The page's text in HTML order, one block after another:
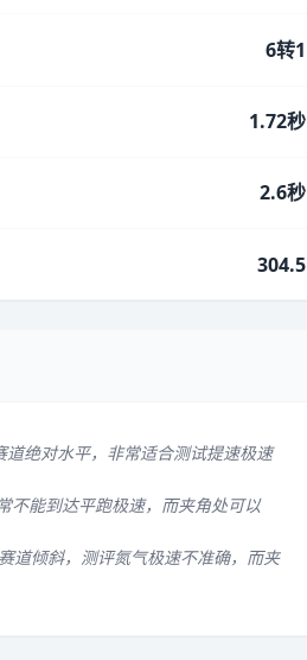
6转1
1.72秒
2.6秒
304.5
绝对水平，非常适合测试提速极速
不能到达平跑极速，而夹角处可以
道倾斜，测评氮气极速不准确，而夹